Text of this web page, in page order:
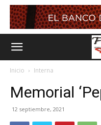
Inicio Interna
Memorial
12 septiembre, 2021